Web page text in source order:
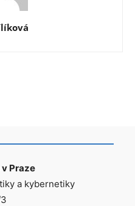
Praze
a kybernetiky